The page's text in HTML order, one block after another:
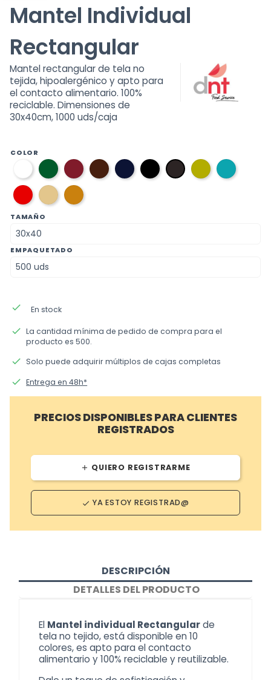
Mantel Individual
Rectangular
Mantel rectangular de tela no
tejida, hipoalergénico y apto para
el contacto alimentario. 100%
reciclable. Dimensiones de
30x40cm, 1000 uds/caja
COLOR
01
blanco
06
verde
ingles
10
burdeos
03
marron
08
azul
marino
12
negro
11
gris
oscuro
37
verde
pistacho
36
azul
09
rojo
caramelbeige
TAMAÑO
EMPAQUETADO
done En stock
done La cantidad mínima de pedido de compra para el
producto es 500.
done Solo puede adquirir múltiplos de cajas completas
done Entrega en 48h*
PRECIOS DISPONIBLES PARA CLIENTES
REGISTRADOS
add QUIERO REGISTRARME
done YA ESTOY REGISTRAD@
DESCRIPCIÓN
DETALLES DEL PRODUCTO
El Mantel individual Rectangularde
tela no tejido, está disponible en 10
colores, es apto para el contacto
alimentario y 100% reciclable y reutilizable.